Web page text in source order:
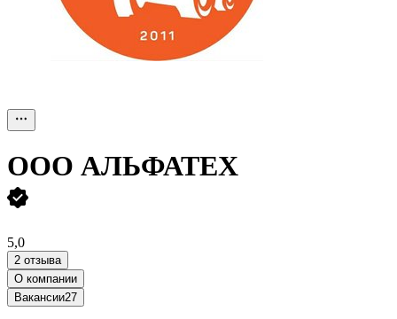
ООО АЛЬФАТЕХ
5,0
2 отзыва
О компании
Вакансии27